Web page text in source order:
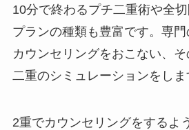
10分で終わるプチ二重術や全
プランの種類も豊富です。専
カウンセリングをおこない、
二重のシミュレーションをしま
2重でカウンセリングをするよ